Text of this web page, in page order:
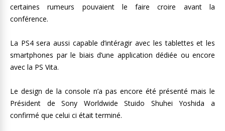
certaines rumeurs pouvaient le faire croire avant la
conférence.
La PS4 sera aussi capable d’intéragir avec les tablettes et les
smartphones par le biais d’une application dédiée ou encore
avec la PS Vita.
Le design de la console n’a pas encore été présenté mais le
Président de Sony Worldwide Stuido Shuhei Yoshida a
confirmé que celui ci était terminé.